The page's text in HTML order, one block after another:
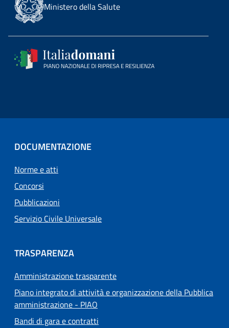
Ministero della Salute
DOCUMENTAZIONE
Norme e atti
Concorsi
Pubblicazioni
Servizio Civile Universale
TRASPARENZA
Amministrazione trasparente
Piano integrato di attività e organizzazione della Pubblica
amministrazione - PIAO
Bandi di gara e contratti